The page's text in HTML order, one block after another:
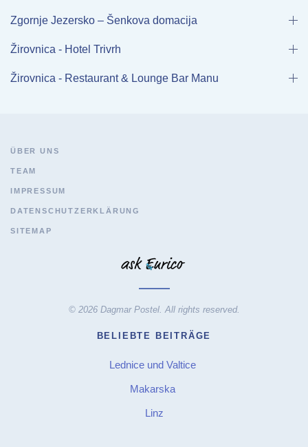
Zgornje Jezersko – Šenkova domacija
Žirovnica - Hotel Trivrh
Žirovnica - Restaurant & Lounge Bar Manu
ÜBER UNS
TEAM
IMPRESSUM
DATENSCHUTZERKLÄRUNG
SITEMAP
© 2026 Dagmar Postel. All rights reserved.
BELIEBTE BEITRÄGE
Lednice und Valtice
Makarska
Linz